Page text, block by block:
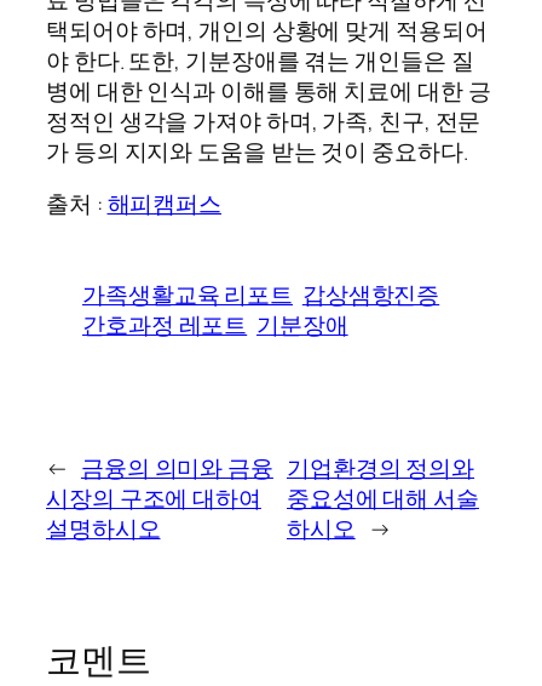
택되어야 하며, 개인의 상황에 맞게 적용되어
야 한다. 또한, 기분장애를 겪는 개인들은 질
병에 대한 인식과 이해를 통해 치료에 대한 긍
정적인 생각을 가져야 하며, 가족, 친구, 전문
가 등의 지지와 도움을 받는 것이 중요하다.
출처 :해피캠퍼스
가족생활교육 리포트 갑상샘항진증
간호과정 레포트 기분장애
← 금융의 의미와 금융
시장의 구조에 대하여
설명하시오
기업환경의 정의와
중요성에 대해 서술
하시오 →
코멘트